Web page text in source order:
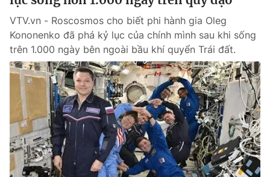
Xã hội
Pháp luật
Y tế
Thế giới
Tin tức
Kinh tế
VTV.vn - Roscosmos cho biết phi hành gia Oleg
Kononenko đã phá kỷ lục của chính mình sau khi sống
trên 1.000 ngày bên ngoài bầu khí quyển Trái đất.